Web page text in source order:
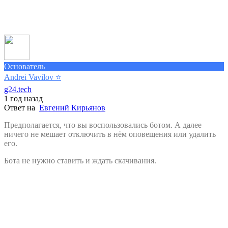
Основатель
Andrei Vavilov ⭐️
g24.tech
1 год назад
Ответ на Евгений Кирьянов
Предполагается, что вы воспользовались ботом. А далее
ничего не мешает отключить в нём оповещения или удалить
его.
Бота не нужно ставить и ждать скачивания.